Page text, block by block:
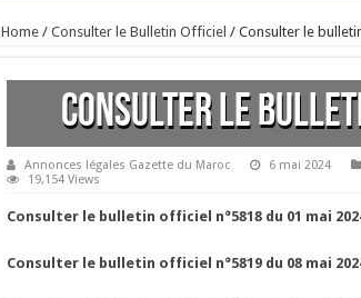
Home / Consulter le Bulletin Officiel / Consulter le
Consulter le
Annonces légales Gazette du Maroc 6 mai 2024
19,154 Views
Consulter le bulletin officiel n°5818 du 01 mai
Consulter le bulletin officiel n°5819 du 08 mai